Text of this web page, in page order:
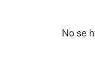
No se